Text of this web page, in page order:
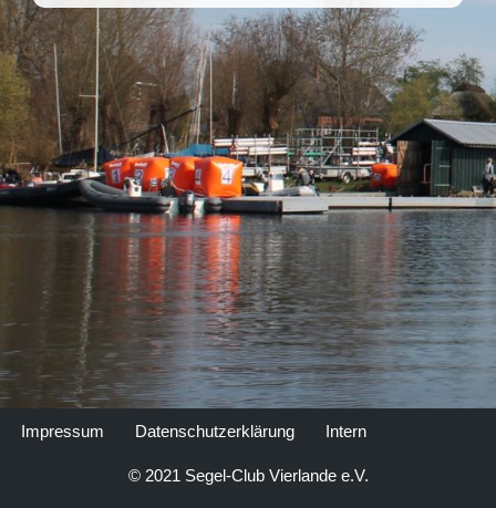
Impressum Datenschutzerklärung Intern
© 2021 Segel-Club Vierlande e.V.